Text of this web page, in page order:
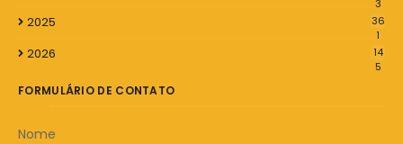
3
2025
36
1
2026
14
5
FORMULÁRIO DE CONTATO
Nome